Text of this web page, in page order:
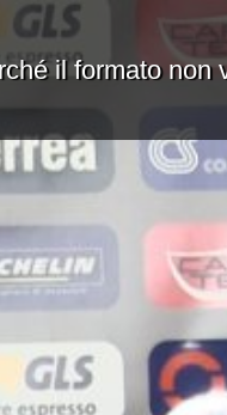
il formato non